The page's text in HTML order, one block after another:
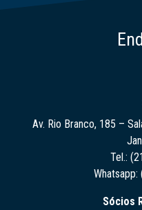
Av. Rio Branco, 185 –
Tel.:
Sócios